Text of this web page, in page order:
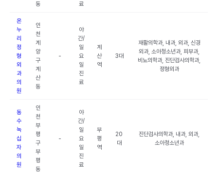
동
료
온
누
리
정
형
외
과
의
원
인
천
계
양
구
계
산
동
-
야
간/
일
요
일
진
료
계
산
역
3대
재활의학과, 내과, 외과, 신경
외과, 소아청소년과, 피부과,
비뇨의학과, 진단검사의학과,
정형외과
동
수
녹
십
자
의
원
인
천
부
평
구
부
평
동
-
야
간/
일
요
일
진
료
부
평
역
20
대
진단검사의학과, 내과, 외과,
소아청소년과